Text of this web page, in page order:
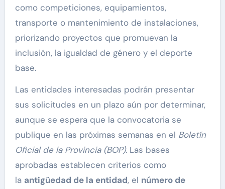
como competiciones, equipamientos,
transporte o mantenimiento de instalaciones,
priorizando proyectos que promuevan la
inclusión, la igualdad de género y el deporte
base.
Las entidades interesadas podrán presentar
sus solicitudes en un plazo aún por determinar,
aunque se espera que la convocatoria se
publique en las próximas semanas en el Boletín
Oficial de la Provincia (BOP). Las bases
aprobadas establecen criterios como
la antigüedad de la entidad, el número de